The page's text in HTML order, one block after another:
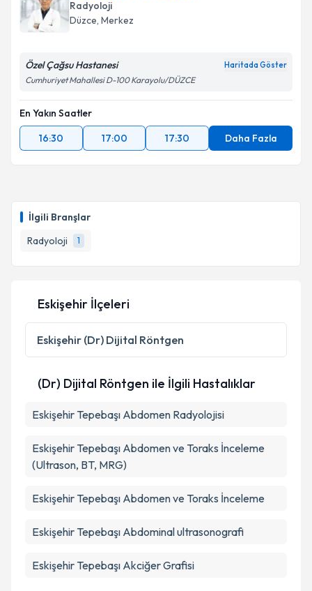
İlgili Branşlar
Radyoloji
1
E-posta Adresiniz
Kişisel verilerimin işlenmesine ilişkin
Metni'ni okudum ve kişisel verilerimin belirtilen
kapsamda işlenmesini kabul ediyorum.
Radyoloji
Düzce, Merkez
Özel Çağsu Hastanesi Haritada Göster
Cumhuriyet Mahallesi D-100 Karayolu/DÜZCE
En Yakın Saatler
16:30
17:00 17:30 Daha Fazla
Eskişehir İlçeleri
Eskişehir (Dr) Dijital Röntgen
(Dr) Dijital Röntgen ile İlgili Hastalıklar
Eskişehir Tepebaşı Abdomen Radyolojisi
Eskişehir Tepebaşı Abdomen ve Toraks İnceleme
(Ultrason, BT, MRG)
Eskişehir Tepebaşı Abdomen ve Toraks İnceleme
Eskişehir Tepebaşı Abdominal ultrasonografi
Eskişehir Tepebaşı Akciğer Grafisi